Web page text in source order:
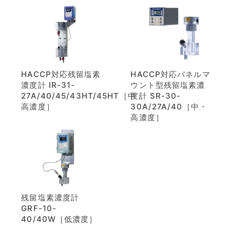
HACCP対応残留塩素
濃度計 IR-31-
27A/40/45/43HT/45HT［中・
高濃度］
HACCP対応パネルマ
ウント型残留塩素濃
度計 SR-30-
30A/27A/40［中・
高濃度］
残留塩素濃度計
GRF-10-
40/40W［低濃度］